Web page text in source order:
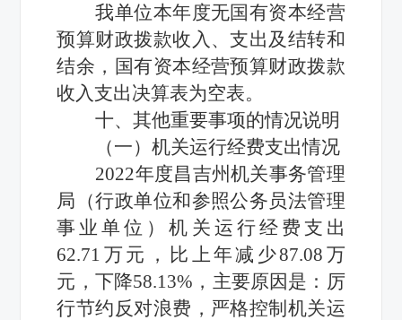
我单位本年度无国有资本经营
预算财政拨款收入、支出及结转和
结余 ，国有资本经营预算财政拨款
收入支出决算表为空表。
十、其他重要事项的情况说明
（一）机关运行经费支出情况
2022年度昌吉州机关事务管理
局 （行政单位和参照公务员法管理
事业单位）机关运行经费支出
62.71 万元，比上年减少87.08 万
元， 下降58.13%，主要原因是 ：厉
行节约反对浪费，严格控制机关运